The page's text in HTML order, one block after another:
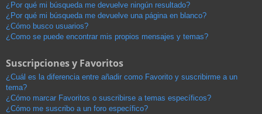
¿Por qué mi búsqueda me devuelve ningún resultado?
¿Por qué mi búsqueda me devuelve una página en blanco?
¿Cómo busco usuarios?
¿Como se puede encontrar mis propios mensajes y temas?
Suscripciones y Favoritos
¿Cuál es la diferencia entre añadir como Favorito y suscribirme a un
tema?
¿Cómo marcar Favoritos o suscribirse a temas específicos?
¿Cómo me suscribo a un foro específico?